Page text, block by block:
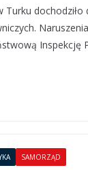
Turku dochodziło
Inspekcję
SAMORZĄD